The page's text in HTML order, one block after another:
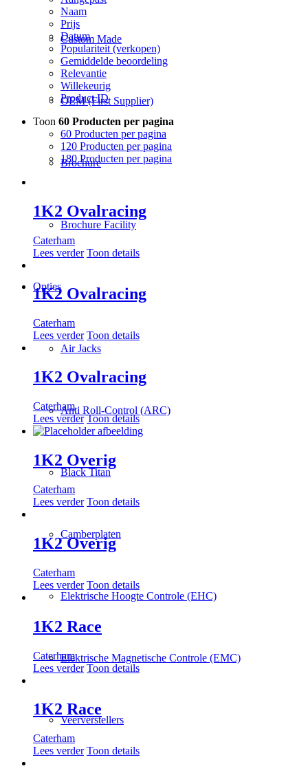
Custom Made
OEM (First Supplier)
Brochure
Brochure Facility
Opties
Air Jacks
Anti Roll-Control (ARC)
Black Titan
Camberplaten
Elektrische Hoogte Controle (EHC)
Elektrische Magnetische Controle (EMC)
Veerverstellers
Naam
Prijs
Datum
Populariteit (verkopen)
Gemiddelde beoordeling
Relevantie
Willekeurig
Product ID
Toon 60 Producten per pagina
60 Producten per pagina
120 Producten per pagina
180 Producten per pagina
1K2 Ovalracing
Caterham
Lees verder Toon details
1K2 Ovalracing
Caterham
Lees verder Toon details
1K2 Ovalracing
Caterham
Lees verder Toon details
1K2 Overig
Caterham
Lees verder Toon details
1K2 Overig
Caterham
Lees verder Toon details
1K2 Race
Caterham
Lees verder Toon details
1K2 Race
Caterham
Lees verder Toon details